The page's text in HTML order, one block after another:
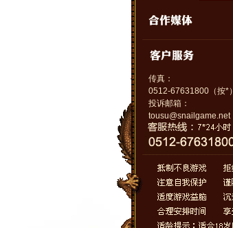
传真：
0512-67631800（按*）
投诉邮箱：
tousu@snailgame.net